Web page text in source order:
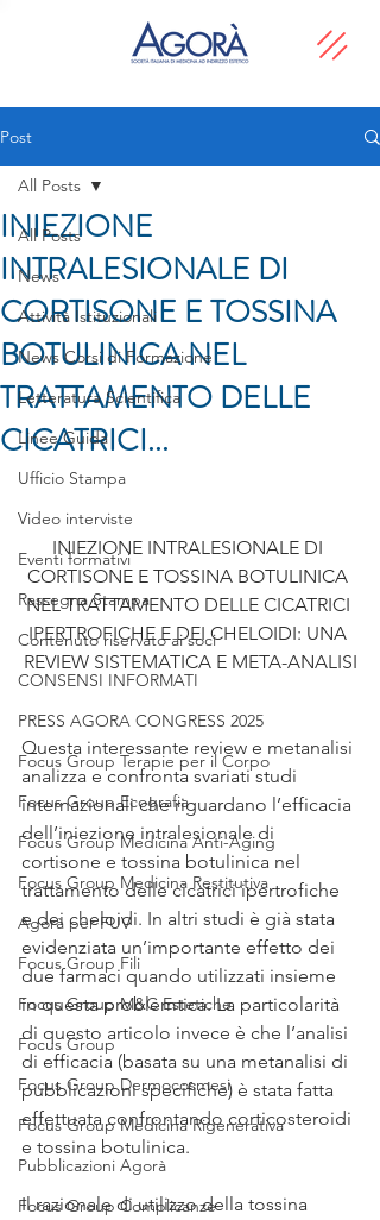
Post
All Posts
News
Attività Istituzionali
News Corsi di Formazione
Letteratura Scientifica
Linee Guida
Ufficio Stampa
Video interviste
Eventi formativi
Rassegna Stampa
Contenuto riservato ai soci
CONSENSI INFORMATI
PRESS AGORA CONGRESS 2025
Focus Group Terapie per il Corpo
Focus Group Ecografia
Focus Group Medicina Anti-Aging
Focus Group Medicina Restitutiva
Agorà per FUV
Focus Group Fili
Focus Group M&C Estetiche
Focus Group
Focus Group Dermocosmesi
Focus Group Medicina Rigenerativa
Pubblicazioni Agorà
Focus Group Complicanze
All Posts
INIEZIONE
INTRALESIONALE DI
CORTISONE E TOSSINA
BOTULINICA NEL
TRATTAMENTO DELLE
CICATRICI...
INIEZIONE INTRALESIONALE DI
CORTISONE E TOSSINA BOTULINICA
NEL TRATTAMENTO DELLE CICATRICI
IPERTROFICHE E DEI CHELOIDI: UNA
REVIEW SISTEMATICA E META-ANALISI
Questa interessante review e metanalisi
analizza e confronta svariati studi
internazionali che riguardano l’efficacia
dell’iniezione intralesionale di
cortisone e tossina botulinica nel
trattamento delle cicatrici ipertrofiche
e dei cheloidi. In altri studi è già stata
evidenziata un’importante effetto dei
due farmaci quando utilizzati insieme
in questa problemtica. La particolarità
di questo articolo invece è che l’analisi
di efficacia (basata su una metanalisi di
pubblicazioni specifiche) è stata fatta
effettuata confrontando corticosteroidi
e tossina botulinica.
Il razionale di utilizzo della tossina